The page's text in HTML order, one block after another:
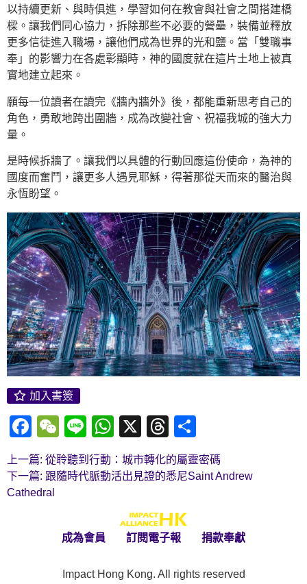
以持續更新、與時俱進，學習如何在教會與社會之間搭建橋
樑。讓我們同心協力，拆除那些不必要的營壘，裝備並釋放
更多信徒進入職場，讓他們成為世界的光和鹽。當「雙職事
奉」的影響力在各處彰顯時，神的國度就在這片土地上被真
實地建立起來。
願每一位讀者在讀完《牆內牆外》後，都能重新思考自己的
角色，勇敢地跨出圍牆，成為改變社會、祝福我城的強大力
量。
是時候拆牆了。讓我們以具體的行動回應這份使命，為神的
國度而奮鬥，讓更多人遇見耶穌，得著那從天而來的醫治與
永恆盼望。
加入書簽
Facebook
WeChat
LineWhatsApp
X Threads
上一篇: 從聆聽到行動：城市轉化的屬靈密碼
下一篇: 跟隨時代脈動活出見證的悉尼Saint Andrew
Cathedral
成為會員 訂閱電子報 捐款奉獻
Impact Hong Kong. All rights reserved